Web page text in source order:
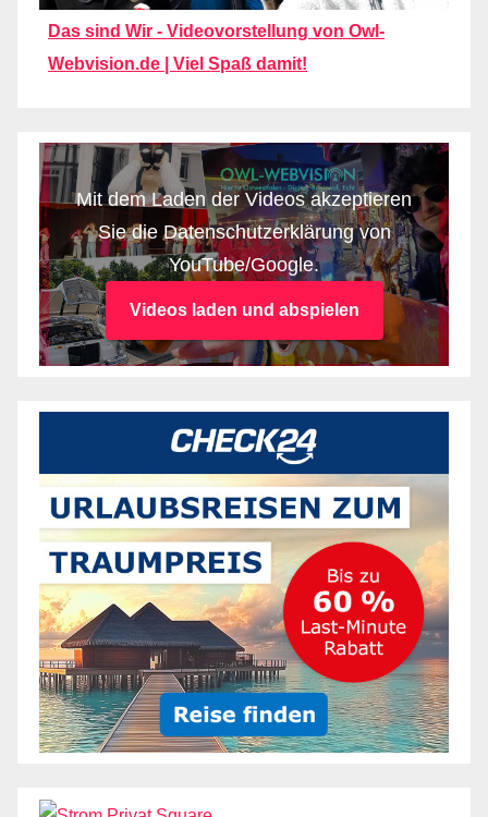
Das sind Wir - Videovorstellung von Owl-
Webvision.de | Viel Spaß damit!
Mit dem Laden der Videos akzeptieren
Sie die Datenschutzerklärung von
YouTube/Google.
Videos laden und abspielen